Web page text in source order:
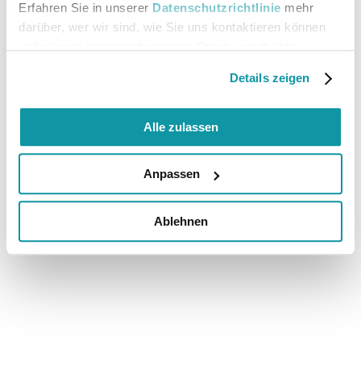
Erfahren Sie in unserer Datenschutzrichtlinie mehr
darüber, wer wir sind, wie Sie uns kontaktieren können
Details zeigen
Alle zulassen
Anpassen
Ablehnen